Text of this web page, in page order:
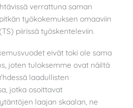
verrattuna saman
työkokemuksen omaaviin
piirissä työskenteleviin.
eivät toki ole sama
joten tuloksemme ovat näiltä
laadullisten
jotka osoittavat
laajan skaalan, ne